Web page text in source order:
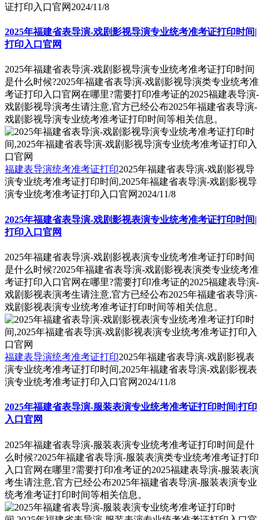
证打印入口官网 2024/11/8
2025年福建省表导演-戏剧影视导演专业统考准考证打印时间|
打印入口官网
2025年福建省表导演-戏剧影视导演专业统考准考证打印时间
是什么时候?2025年福建省表导演-戏剧影视导演类专业统考准
考证打印入口官网在哪里?需要打印准考证的2025福建表导演-
戏剧影视导演考生请注意,官方已经公布2025年福建省表导演-
戏剧影视导演专业统考准考证打印时间等相关信息。
福建表导演统考准考证打印2025年福建省表导演-戏剧影视导
演专业统考准考证打印时间,2025年福建省表导演-戏剧影视导
演专业统考准考证打印入口官网2024/11/8
2025年福建省表导演-戏剧影视表演专业统考准考证打印时间|
打印入口官网
2025年福建省表导演-戏剧影视表演专业统考准考证打印时间
是什么时候?2025年福建省表导演-戏剧影视表演类专业统考准
考证打印入口官网在哪里?需要打印准考证的2025福建表导演-
戏剧影视表演考生请注意,官方已经公布2025年福建省表导演-
戏剧影视表演专业统考准考证打印时间等相关信息。
福建表导演统考准考证打印2025年福建省表导演-戏剧影视表
演专业统考准考证打印时间,2025年福建省表导演-戏剧影视表
演专业统考准考证打印入口官网 2024/11/8
2025年福建省表导演-服装表演专业统考准考证打印时间|打印
入口官网
2025年福建省表导演-服装表演专业统考准考证打印时间是什
么时候?2025年福建省表导演-服装表演类专业统考准考证打印
入口官网在哪里?需要打印准考证的2025福建表导演-服装表演
考生请注意,官方已经公布2025年福建省表导演-服装表演专业
统考准考证打印时间等相关信息。